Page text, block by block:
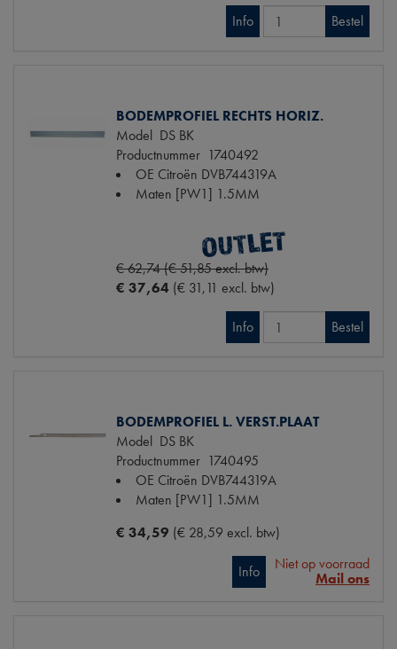
Info Bestel
BODEMPROFIEL RECHTS HORIZ.
Model DS BK
Productnummer 1740492
OE Citroën DVB744319A
Maten [PW1] 1.5MM
€ 62,74 (€ 51,85 excl. btw)
€ 37,64 (€ 31,11 excl. btw)
Info Bestel
BODEMPROFIEL L. VERST.PLAAT
Model DS BK
Productnummer 1740495
OE Citroën DVB744319A
Maten [PW1] 1.5MM
€ 34,59 (€ 28,59 excl. btw)
Info
Niet op voorraad
Mail ons